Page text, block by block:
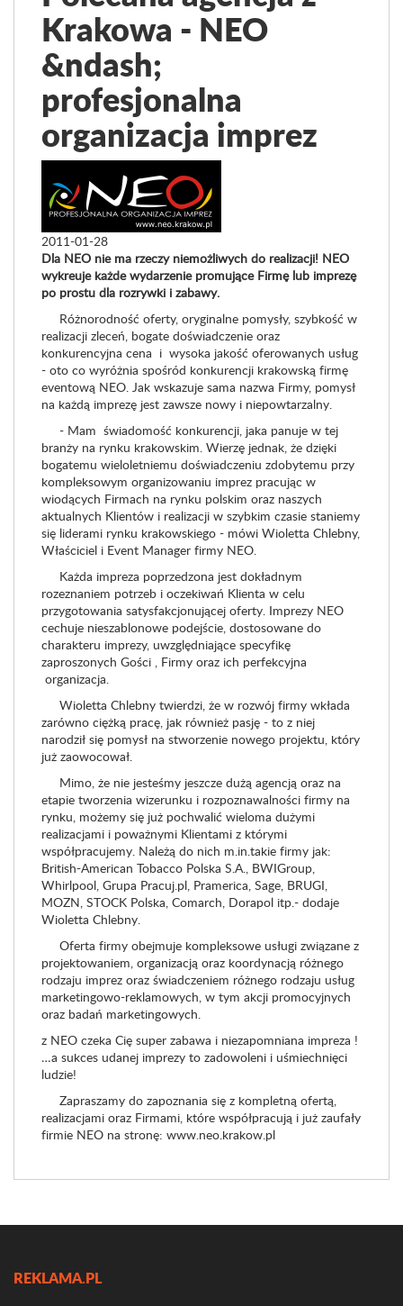
Krakowa - NEO
&ndash;
profesjonalna
organizacja imprez
2011-01-28
Dla NEO nie ma rzeczy niemożliwych do realizacji! NEO
wykreuje każde wydarzenie promujące Firmę lub imprezę
po prostu dla rozrywki i zabawy.
Różnorodność oferty, oryginalne pomysły, szybkość w
realizacji zleceń, bogate doświadczenie oraz
konkurencyjna cena i wysoka jakość oferowanych usług
- oto co wyróżnia spośród konkurencji krakowską firmę
eventową NEO. Jak wskazuje sama nazwa Firmy, pomysł
na każdą imprezę jest zawsze nowy i niepowtarzalny.
- Mam świadomość konkurencji, jaka panuje w tej
branży na rynku krakowskim. Wierzę jednak, że dzięki
bogatemu wieloletniemu doświadczeniu zdobytemu przy
kompleksowym organizowaniu imprez pracując w
wiodących Firmach na rynku polskim oraz naszych
aktualnych Klientów i realizacji w szybkim czasie staniemy
się liderami rynku krakowskiego - mówi Wioletta Chlebny,
Właściciel i Event Manager firmy NEO.
Każda impreza poprzedzona jest dokładnym
rozeznaniem potrzeb i oczekiwań Klienta w celu
przygotowania satysfakcjonującej oferty. Imprezy NEO
cechuje nieszablonowe podejście, dostosowane do
charakteru imprezy, uwzględniające specyfikę
zaproszonych Gości , Firmy oraz ich perfekcyjna
organizacja.
Wioletta Chlebny twierdzi, że w rozwój firmy wkłada
zarówno ciężką pracę, jak również pasję - to z niej
narodził się pomysł na stworzenie nowego projektu, który
już zaowocował.
Mimo, że nie jesteśmy jeszcze dużą agencją oraz na
etapie tworzenia wizerunku i rozpoznawalności firmy na
rynku, możemy się już pochwalić wieloma dużymi
realizacjami i poważnymi Klientami z którymi
współpracujemy. Należą do nich m.in.takie firmy jak:
British-American Tobacco Polska S.A., BWIGroup,
Whirlpool, Grupa Pracuj.pl, Pramerica, Sage, BRUGI,
MOZN, STOCK Polska, Comarch, Dorapol itp.- dodaje
Wioletta Chlebny.
Oferta firmy obejmuje kompleksowe usługi związane z
projektowaniem, organizacją oraz koordynacją różnego
rodzaju imprez oraz świadczeniem różnego rodzaju usług
marketingowo-reklamowych, w tym akcji promocyjnych
oraz badań marketingowych.
z NEO czeka Cię super zabawa i niezapomniana impreza !
…a sukces udanej imprezy to zadowoleni i uśmiechnięci
ludzie!
Zapraszamy do zapoznania się z kompletną ofertą,
realizacjami oraz Firmami, które współpracują i już zaufały
firmie NEO na stronę: www.neo.krakow.pl
REKLAMA.PL